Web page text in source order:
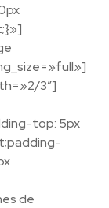
3″]
top: 5px
de